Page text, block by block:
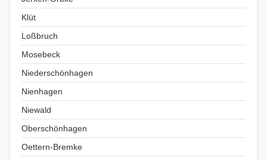
Klüt
Loßbruch
Mosebeck
Niederschönhagen
Nienhagen
Niewald
Oberschönhagen
Oettern-Bremke